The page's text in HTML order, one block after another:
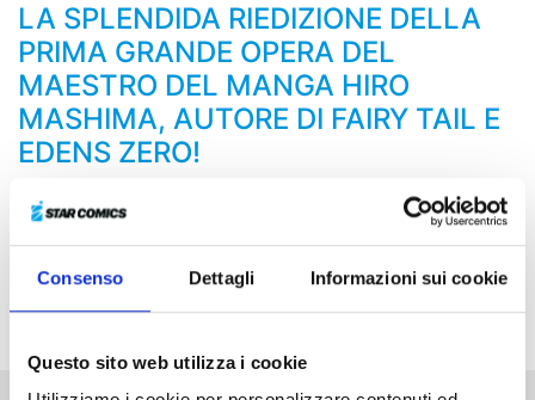
Consenso Dettagli Informazioni sui cookie
Questo sito web utilizza i cookie
LA SPLENDIDA RIEDIZIONE DELLA
PRIMA GRANDE OPERA DEL
MAESTRO DEL MANGA HIRO
MASHIMA, AUTORE DI FAIRY TAIL E
EDENS ZERO!
Haru e compagni sono saliti a bordo di “Creature”, la
corazzata controllata dall’oscurità di Doryu, trovandosi
ad affrontare ogni genere di mostro, dagli zombi agli
uomini lupo... Riusciranno a sconfiggere il necromante
e a salvare Elie?